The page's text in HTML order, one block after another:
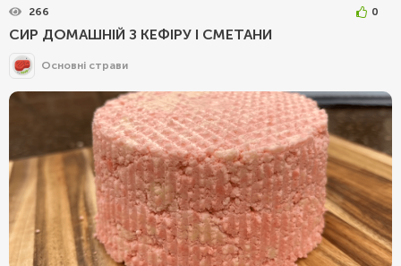
266 0
СИР ДОМАШНІЙ З КЕФІРУ І СМЕТАНИ
Основні страви